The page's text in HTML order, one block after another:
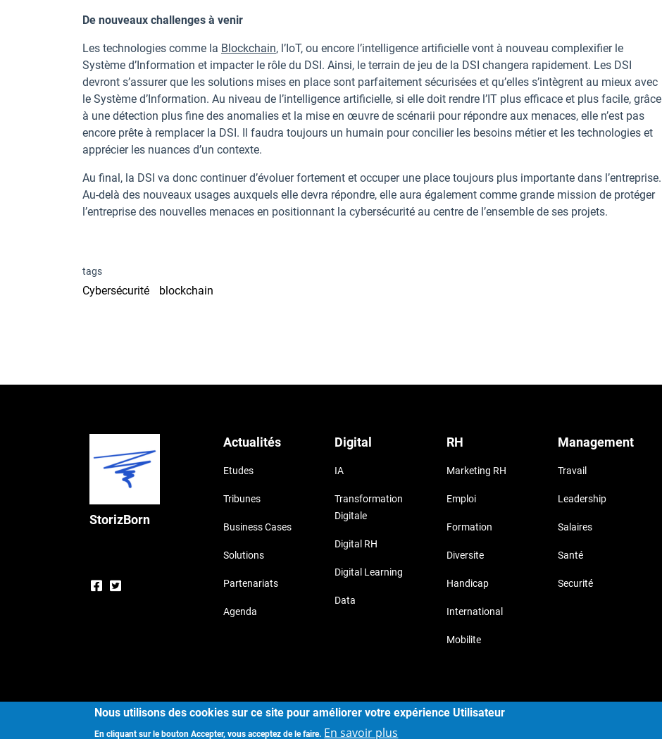
De nouveaux challenges à venir
Les technologies comme la Blockchain, l’IoT, ou encore l’intelligence artificielle vont à nouveau complexifier le
Système d’Information et impacter le rôle du DSI. Ainsi, le terrain de jeu de la DSI changera rapidement. Les DSI
devront s’assurer que les solutions mises en place sont parfaitement sécurisées et qu’elles s’intègrent au mieux avec
le Système d’Information. Au niveau de l’intelligence artificielle, si elle doit rendre l’IT plus efficace et plus facile, grâce
à une détection plus fine des anomalies et la mise en œuvre de scénarii pour répondre aux menaces, elle n’est pas
encore prête à remplacer la DSI. Il faudra toujours un humain pour concilier les besoins métier et les technologies et
apprécier les nuances d’un contexte.
Au final, la DSI va donc continuer d’évoluer fortement et occuper une place toujours plus importante dans l’entreprise.
Au-delà des nouveaux usages auxquels elle devra répondre, elle aura également comme grande mission de protéger
l’entreprise des nouvelles menaces en positionnant la cybersécurité au centre de l’ensemble de ses projets.
tags
Cybersécurité blockchain
StorizBorn
Actualités
Etudes
Tribunes
Business Cases
Solutions
Partenariats
Agenda
Digital
IA
Transformation
Digitale
Digital RH
Digital Learning
Data
RH
Marketing RH
Emploi
Formation
Diversite
Handicap
International
Mobilite
Management
Travail
Leadership
Salaires
Santé
Securité
Copyright © 2017, Storizborn , all rights reserved.
Nous utilisons des cookies sur ce site pour améliorer votre expérience Utilisateur
En cliquant sur le bouton Accepter, vous acceptez de le faire. En savoir plus